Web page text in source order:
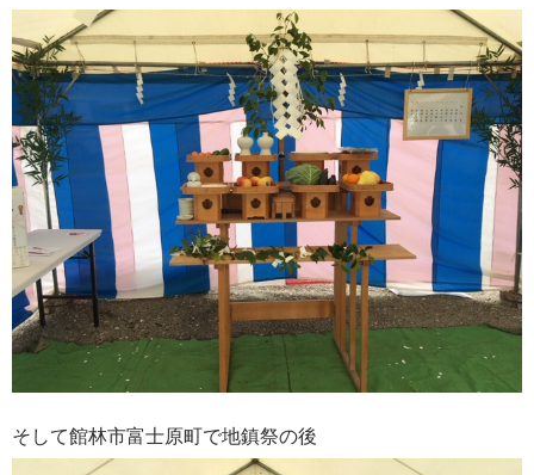
そして館林市富士原町で地鎮祭の後